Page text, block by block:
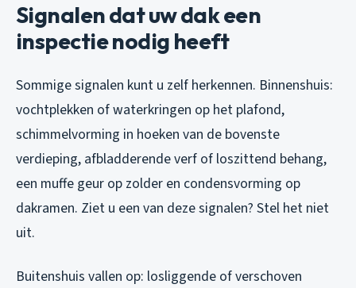
Signalen dat uw dak een
inspectie nodig heeft
Sommige signalen kunt u zelf herkennen. Binnenshuis:
vochtplekken of waterkringen op het plafond,
schimmelvorming in hoeken van de bovenste
verdieping, afbladderende verf of loszittend behang,
een muffe geur op zolder en condensvorming op
dakramen. Ziet u een van deze signalen? Stel het niet
uit.
Buitenshuis vallen op: losliggende of verschoven